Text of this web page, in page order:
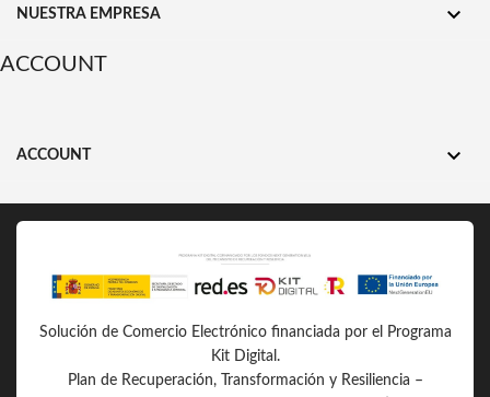
NUESTRA EMPRESA 
ACCOUNT
ACCOUNT 
Solución de Comercio Electrónico financiada por el Programa
Kit Digital.
Plan de Recuperación, Transformación y Resiliencia –